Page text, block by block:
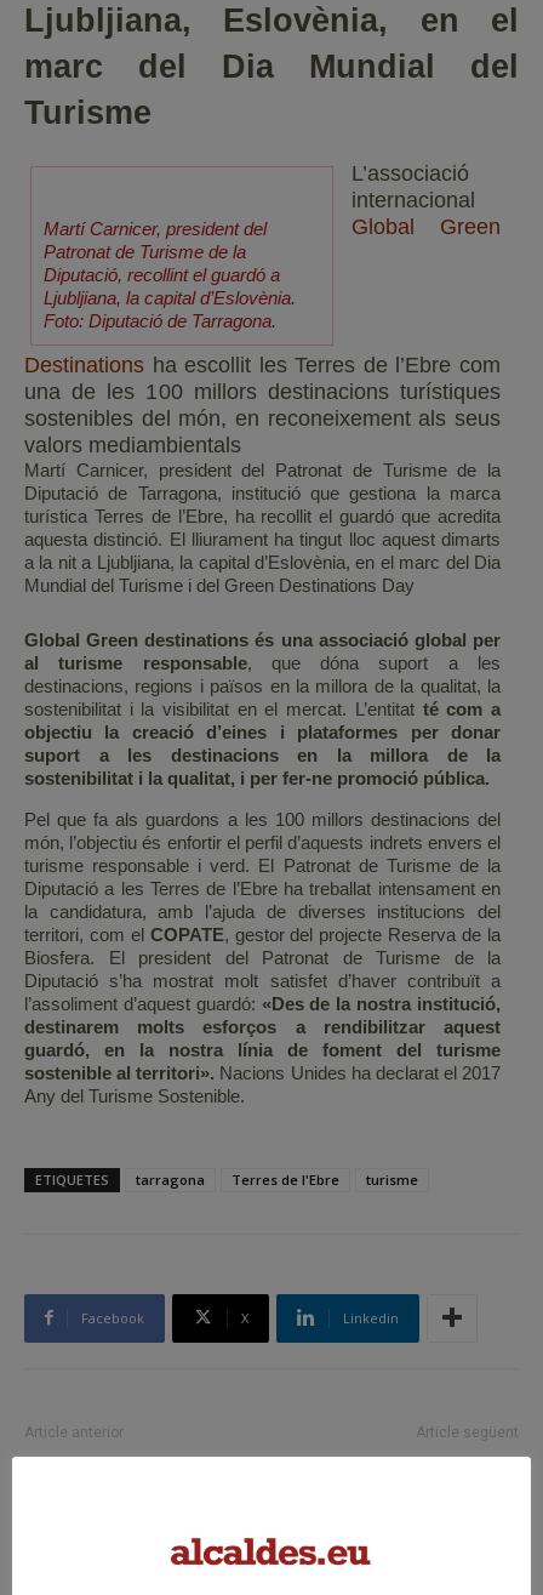
Ljubljiana, Eslovènia, en el
marc del Dia Mundial del
Turisme
Martí Carnicer, president del
Patronat de Turisme de la
Diputació, recollint el guardó a
Ljubljiana, la capital d’Eslovènia.
Foto: Diputació de Tarragona.
L’associació
internacional
Global Green
Destinations ha escollit les Terres de l’Ebre com
una de les 100 millors destinacions turístiques
sostenibles del món, en reconeixement als seus
valors mediambientals
Martí Carnicer, president del Patronat de Turisme de la
Diputació de Tarragona, institució que gestiona la marca
turística Terres de l’Ebre, ha recollit el guardó que acredita
aquesta distinció. El lliurament ha tingut lloc aquest dimarts
a la nit a Ljubljiana, la capital d’Eslovènia, en el marc del Dia
Mundial del Turisme i del Green Destinations Day
Global Green destinations és una associació global per
al turisme responsable, que dóna suport a les
destinacions, regions i països en la millora de la qualitat, la
sostenibilitat i la visibilitat en el mercat. L’entitat té com a
objectiu la creació d’eines i plataformes per donar
suport a les destinacions en la millora de la
sostenibilitat i la qualitat, i per fer-ne promoció pública.
Pel que fa als guardons a les 100 millors destinacions del
món, l’objectiu és enfortir el perfil d’aquests indrets envers el
turisme responsable i verd. El Patronat de Turisme de la
Diputació a les Terres de l’Ebre ha treballat intensament en
la candidatura, amb l’ajuda de diverses institucions del
territori, com el COPATE, gestor del projecte Reserva de la
Biosfera. El president del Patronat de Turisme de la
Diputació s’ha mostrat molt satisfet d’haver contribuït a
l’assoliment d’aquest guardó: «Des de la nostra institució,
destinarem molts esforços a rendibilitzar aquest
guardó, en la nostra línia de foment del turisme
sostenible al territori». Nacions Unides ha declarat el 2017
Any del Turisme Sostenible.
ETIQUETES tarragona Terres de l'Ebre turisme
Facebook X Linkedin
Article anterior Article següent